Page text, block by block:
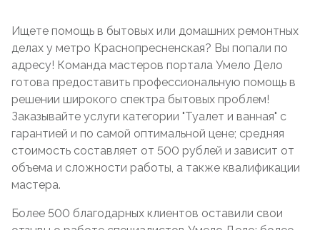
Ищете помощь в бытовых или домашних ремонтных
делах у метро Краснопресненская? Вы попали по
адресу! Команда мастеров портала Умело Дело
готова предоставить профессиональную помощь в
решении широкого спектра бытовых проблем!
Заказывайте услуги категории "Туалет и ванная" с
гарантией и по самой оптимальной цене; средняя
стоимость составляет от 500 рублей и зависит от
объема и сложности работы, а также квалификации
мастера.
Более 500 благодарных клиентов оставили свои